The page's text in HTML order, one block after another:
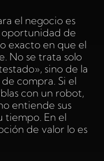
el negocio es
oportunidad de
exacto en que el
No se trata solo
sino de la
compra. Si el
con un robot,
entiende sus
tiempo. En el
de valor lo es